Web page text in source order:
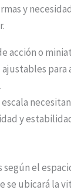
y
acción o
escala
y
según el
se ubicará la